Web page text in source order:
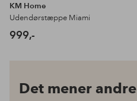
KM Home
Udendørstæppe Miami
999,-
Det mener andre